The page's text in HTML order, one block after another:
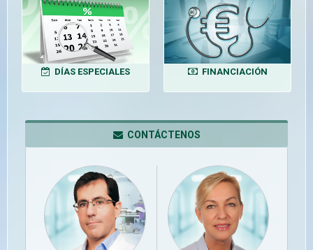
DÍAS ESPECIALES FINANCIACIÓN
CONTÁCTENOS